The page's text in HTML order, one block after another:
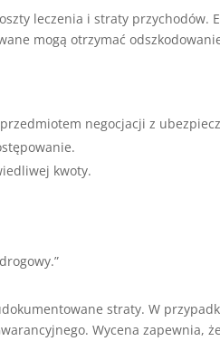
leczenia i straty przychodów.
mogą otrzymać
negocjacji z
kwoty.
straty. W
Wycena zapewnia,